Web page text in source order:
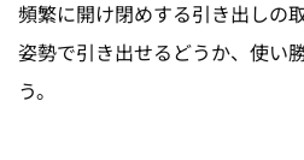
頻繁に開け閉めする引き出しの
姿勢で引き出せるどうか、使い
う。